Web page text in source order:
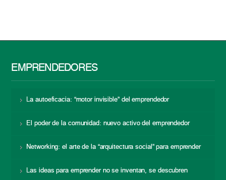
EMPRENDEDORES
La autoeficacia: “motor invisible” del emprendedor
El poder de la comunidad: nuevo activo del emprendedor
Networking: el arte de la “arquitectura social” para emprender
Las ideas para emprender no se inventan, se descubren